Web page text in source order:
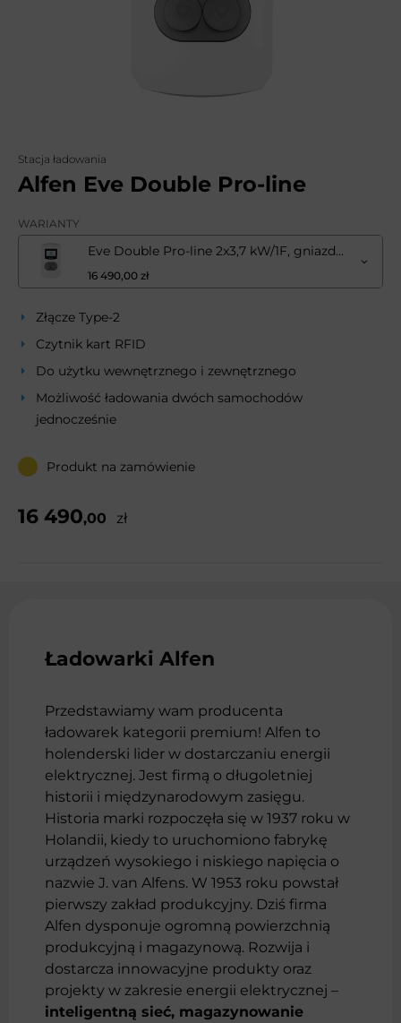
Stacja ładowania
Alfen Eve Double Pro-line
WARIANTY
Eve Double Pro-line 2x3,7 kW/1F, gniazdo T2
16 490,00 zł
Złącze Type-2
Czytnik kart RFID
Do użytku wewnętrznego i zewnętrznego
Możliwość ładowania dwóch samochodów
jednocześnie
Produkt na zamówienie
16 490,00 zł
Ładowarki Alfen
Przedstawiamy wam producenta
ładowarek kategorii premium! Alfen to
holenderski lider w dostarczaniu energii
elektrycznej. Jest firmą o długoletniej
historii i międzynarodowym zasięgu.
Historia marki rozpoczęła się w 1937 roku w
Holandii, kiedy to uruchomiono fabrykę
urządzeń wysokiego i niskiego napięcia o
nazwie J. van Alfens. W 1953 roku powstał
pierwszy zakład produkcyjny. Dziś firma
Alfen dysponuje ogromną powierzchnią
produkcyjną i magazynową. Rozwija i
dostarcza innowacyjne produkty oraz
projekty w zakresie energii elektrycznej –
inteligentną sieć, magazynowanie